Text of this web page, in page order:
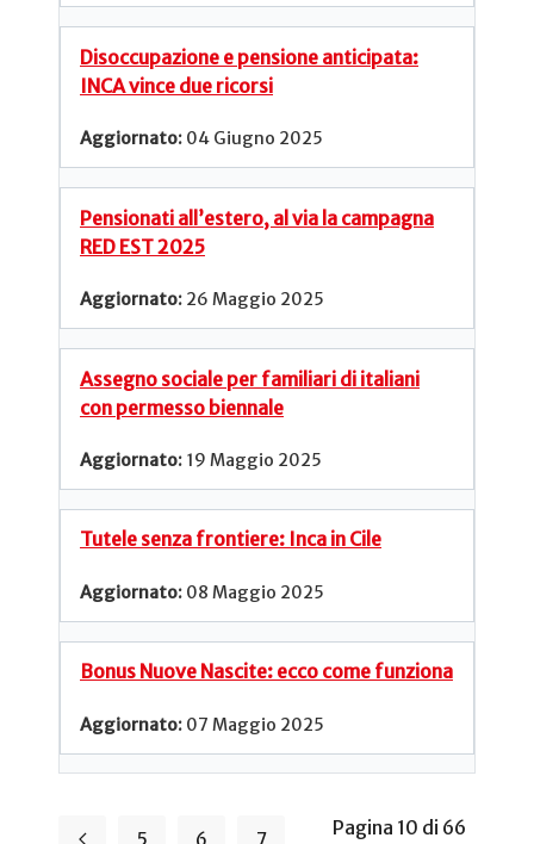
Disoccupazione e pensione anticipata:
INCA vince due ricorsi
04 Giugno 2025
Pensionati all’estero, al via la campagna
RED EST 2025
26 Maggio 2025
Assegno sociale per familiari di italiani
con permesso biennale
19 Maggio 2025
Tutele senza frontiere: Inca in Cile
08 Maggio 2025
Bonus Nuove Nascite: ecco come funziona
07 Maggio 2025
Pagina 10 di 66